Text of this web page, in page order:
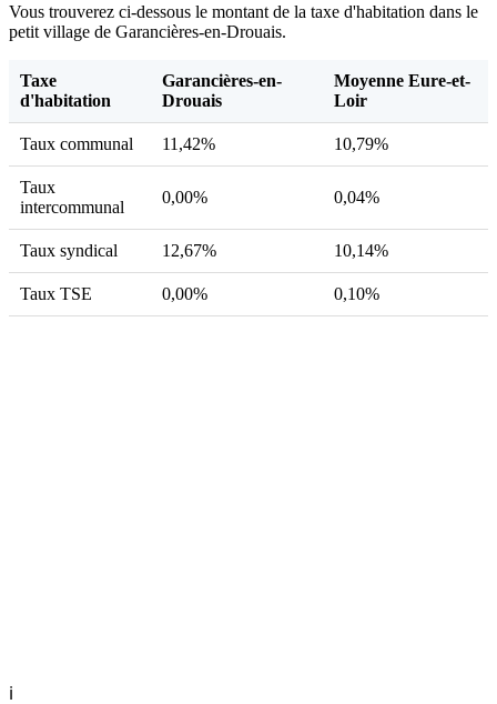
Vous trouverez ci-dessous le montant de la taxe d'habitation dans le
petit village de Garancières-en-Drouais.
Taxe
d'habitation
Garancières-en-
Drouais
Moyenne Eure-et-
Loir
Taux communal 11,42% 10,79%
Taux
intercommunal
0,00% 0,04%
Taux syndical 12,67% 10,14%
Taux TSE 0,00% 0,10%
ℹ